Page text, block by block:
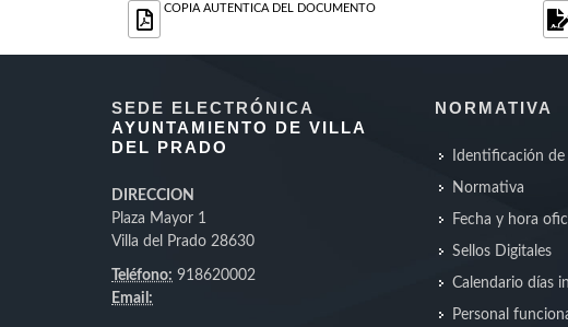
COPIA AUTENTICA DEL DOCUMENTO
SEDE ELECTRÓNICA
AYUNTAMIENTO DE VILLA
DEL PRADO
DIRECCION
Plaza Mayor 1
Villa del Prado 28630
Teléfono: 918620002
Email:
NORMATIVA
Identificación de
Normativa
Fecha y hora
Sellos Digitales
Calendario días
Personal